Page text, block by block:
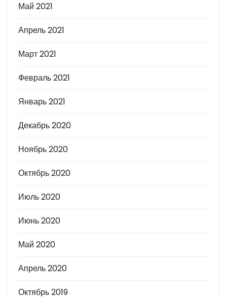
Май 2021
Апрель 2021
Март 2021
Февраль 2021
Январь 2021
Декабрь 2020
Ноябрь 2020
Октябрь 2020
Июль 2020
Июнь 2020
Май 2020
Апрель 2020
Октябрь 2019